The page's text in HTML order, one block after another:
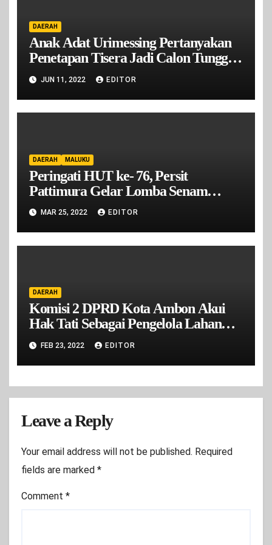
DAERAH
Anak Adat Urimessing Pertanyakan
Penetapan Tisera Jadi Calon Tunggal
Raja Urimesing Oleh DPRD Kota
Ambon
JUN 11, 2022 EDITOR
DAERAH MALUKU
Peringati HUT ke- 76, Persit
Pattimura Gelar Lomba Senam
Kreasi
MAR 25, 2022 EDITOR
DAERAH
Komisi 2 DPRD Kota Ambon Akui
Hak Tati Sebagai Pengelola Lahan
Lapak Cakbor Mardika
FEB 23, 2022 EDITOR
Leave a Reply
Your email address will not be published. Required
fields are marked *
Comment *